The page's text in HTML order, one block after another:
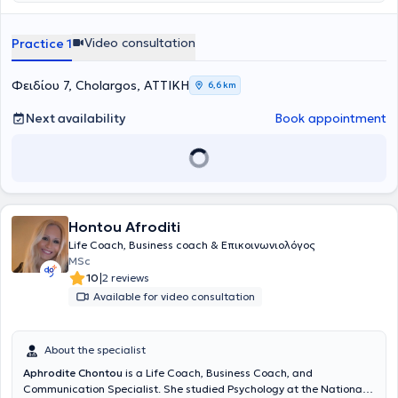
Practice 1 Video consultation
Φειδίου 7, Cholargos, ΑΤΤΙΚΗ 6,6 km
Next availability Book appointment
Hontou Afroditi
Life Coach, Business coach & Επικοινωνιολόγος
MSc
10|2 reviews
Available for video consultation
About the specialist
Aphrodite Chontou is a Life Coach, Business Coach, and
Communication Specialist. She studied Psychology at the National